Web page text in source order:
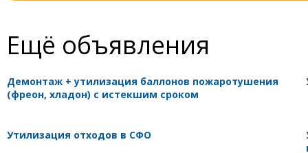
Ещё объявления
Демонтаж + утилизация баллонов пожаротушения
(фреон, хладон) с истекшим сроком
Утилизация отходов в СФО